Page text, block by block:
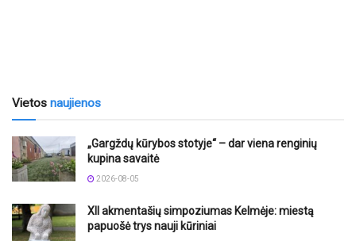
Vietos naujienos
„Gargždų kūrybos stotyje“ – dar viena renginių
kupina savaitė
2026-08-05
XII akmentašių simpoziumas Kelmėje: miestą
papuošė trys nauji kūriniai